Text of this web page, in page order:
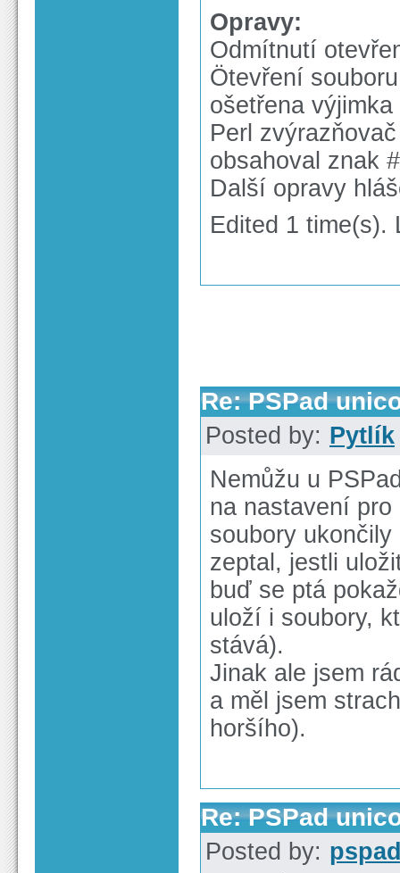
Opravy:
Odmítnutí
Ötevření
ošetřena výjimka
Perl
obsahoval znak
Další opravy
Edited 1 time(s).
Re: PSPad
Posted by: Pytlík
Nemůžu u
na nastavení
soubory
zeptal, jestli
buď se ptá
uloží i soubory,
stává).
Jinak ale jsem
a měl jsem
horšího).
Re: PSPad
Posted by: